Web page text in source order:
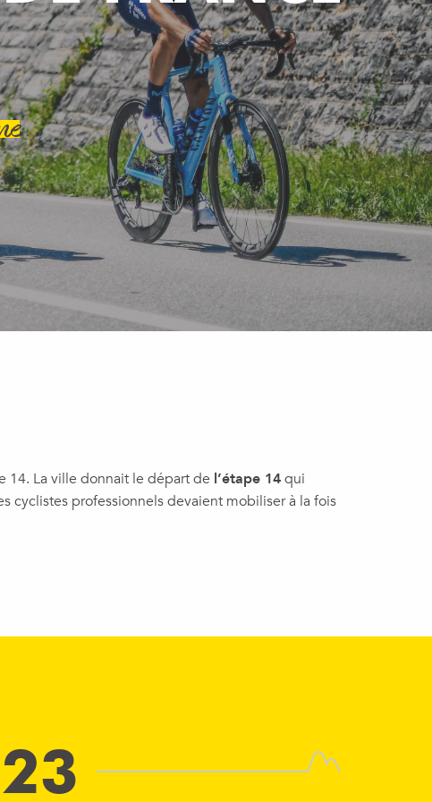
14. La ville donnait le départ de l’étape 14qui
cyclistes professionnels devaient mobiliser à la fois